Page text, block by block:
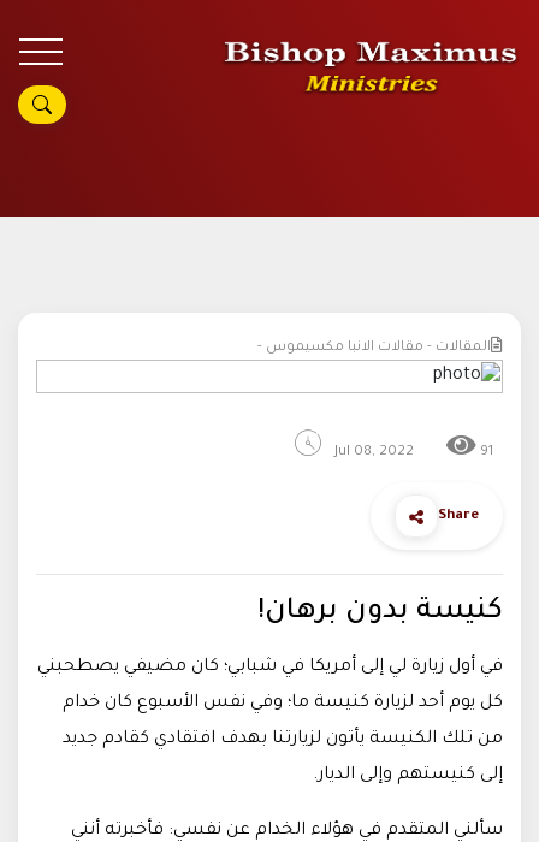
المقالات - مقالات الانبا مكسيموس -
Jul 08, 2022 91
Share
كنيسة بدون برهان!
في أول زيارة لي إلى أمريكا في شبابي؛ كان مضيفي يصطحبني
كل يوم أحد لزيارة كنيسة ما؛ وفي نفس الأسبوع كان خدام
من تلك الكنيسة يأتون لزيارتنا بهدف افتقادي كقادم جديد
إلى كنيستهم وإلى الديار.
سألني المتقدم في هؤلاء الخدام عن نفسي: فأخبرته أنني